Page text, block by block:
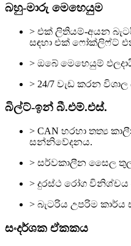
බහු-මාරු මෙහෙයුම
> එක් ලිතියම්-අයන
සඳහා එක් ෆෝක්ලිෆ්ට්
> ඔබේ මෙහෙයුම්
> 24/7 වැඩ කරන
බිල්ට්-ඉන් බී.එම්.එස්.
> CAN හරහා තත්‍ය
සන්නිවේදනය.
> සර්වකාලීන සෛල
> දුරස්ථ රෝග විනිශ්චය
> බැටරිය උපරිම
සංදර්ශක ඒකකය